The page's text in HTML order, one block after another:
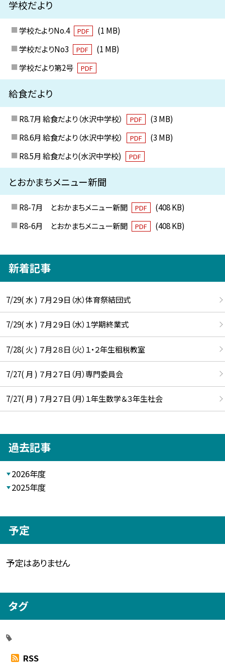
学校だより
学校たよりNo.4 PDF
(1 MB)
学校だよりNo3
PDF
(1 MB)
学校だより第2号
PDF
給食だより
R8.7月 給食だより（水沢中学校） PDF
(3 MB)
R8.6月 給食だより（水沢中学校）
PDF
(3 MB)
R8.5月 給食だより(水沢中学校)
PDF
とおかまちメニュー新聞
R8-7月 とおかまちメニュー新聞 PDF
(408 KB)
R8-6月 とおかまちメニュー新聞
PDF (408 KB)
新着記事
7/29( 水 ) ７月２９日（水）体育祭結団式
7/29( 水 ) ７月２９日（水）１学期終業式
7/28( 火 ) ７月２８日（火）１・２年生租税教室
7/27( 月 ) ７月２７日（月）専門委員会
7/27( 月 ) ７月２７日（月）１年生数学＆３年生社会
過去記事
2026年度
2025年度
予定
予定はありません
タグ
RSS